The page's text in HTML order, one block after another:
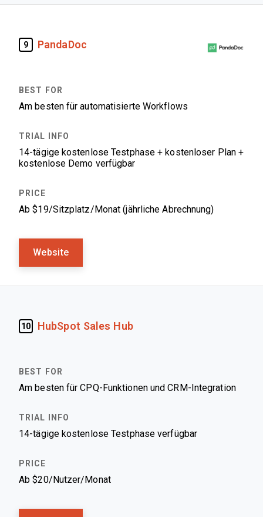
9 PandaDoc
Am besten für automatisierte Workflows
14-tägige kostenlose Testphase + kostenloser Plan +
kostenlose Demo verfügbar
Ab $19/Sitzplatz/Monat (jährliche Abrechnung)
Website
10 HubSpot Sales Hub
Am besten für CPQ-Funktionen und CRM-Integration
14-tägige kostenlose Testphase verfügbar
Ab $20/Nutzer/Monat